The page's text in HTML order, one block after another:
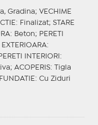
Gradina; VECHIME
: Finalizat; STARE
: Beton; PERETI
EXTERIOARA:
INTERIORI :
ACOPERIS: Tigla
FUNDATIE : Cu Ziduri